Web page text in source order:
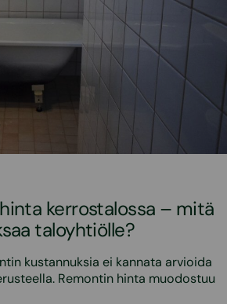
kerrostalossa – mitä
taloyhtiölle?
kustannuksia ei kannata arvioida
Remontin hinta muodostuu